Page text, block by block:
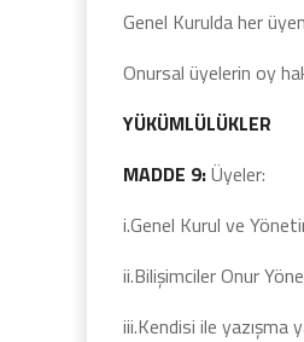
Genel Kurulda her
Onursal üyelerin oy
YÜKÜMLÜLÜKLER
MADDE 9:Üyeler:
i.Genel Kurul ve
ii.Bilişimciler Onur
iii.Kendisi ile yazışma